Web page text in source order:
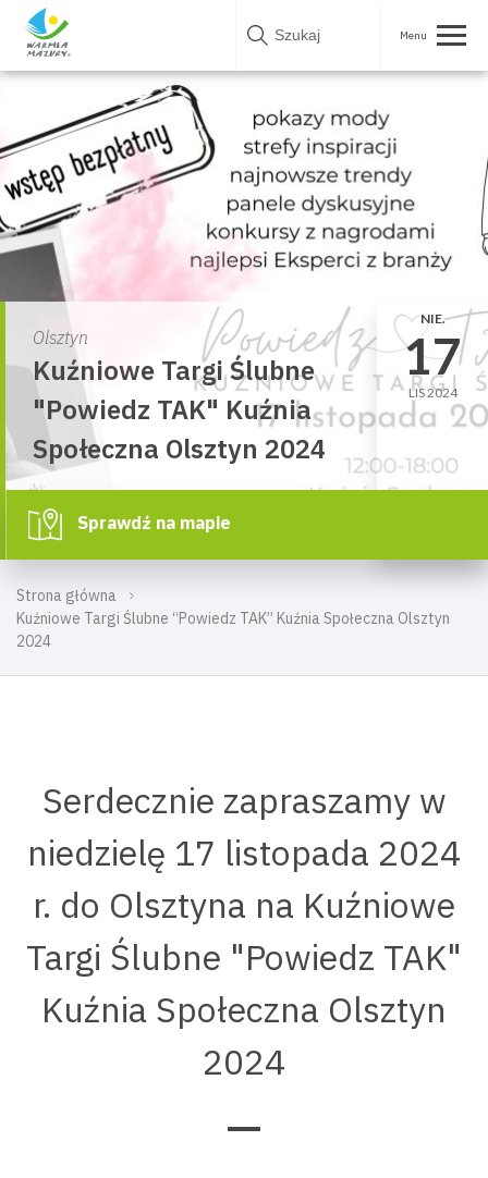
Skip
Strona główna
Kuźniowe Targi Ślubne “Powiedz TAK” Kuźnia Społeczna Olsztyn
2024
Olsztyn
Kuźniowe Targi Ślubne
"Powiedz TAK" Kuźnia
Społeczna Olsztyn 2024
NIE.
17
LIS 2024
Sprawdź na mapie
Serdecznie zapraszamy w
niedzielę 17 listopada 2024
r. do Olsztyna na Kuźniowe
Targi Ślubne "Powiedz TAK"
Kuźnia Społeczna Olsztyn
2024